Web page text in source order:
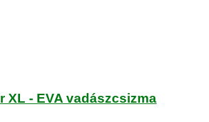
XL - EVA vadászcsizma